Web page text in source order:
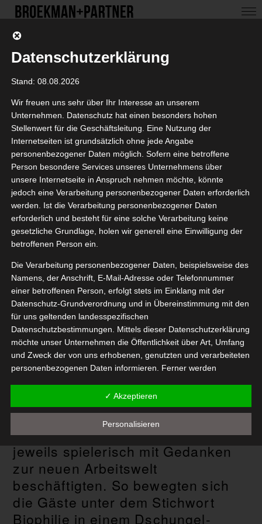
©BROEKMAN+PARTNER
aib Sommerfest 2022
Neue Arbeitswelten
Wie werden wir in Zukunft
arbeiten? Angesichts der aktuellen
Veränderungen stellt sich diese
Frage mehr denn je. Gemeinsam
mit Partnern und Freunden hat das
Architekturbüro aib einen
optimistischen Ausblick gewagt.
Beim entspannten Get-together am
Bürostandort in Duisburg gab es
unter dem Motto New Work
verschiedene Stationen, die sich
jeweils spielerisch mit Gedanken
zur neuen Arbeitswelt
beschäftigten. So bewegten sich
die Gäste unter dem Stichwort
Biophilie in einem Dschungel-
Datenschutzerklärung
Stand: 08.08.2026
Wir freuen uns sehr über Ihr Interesse an unserem
Unternehmen. Datenschutz hat einen besonders hohen
Stellenwert für die Geschäftsleitung. Eine Nutzung der
Internetseiten ist grundsätzlich ohne jede Angabe
personenbezogener Daten möglich. Sofern eine betroffene
Person besondere Services unseres Unternehmens über
unsere Internetseite in Anspruch nehmen möchte, könnte
jedoch eine Verarbeitung personenbezogener Daten erforderlich
werden. Ist die Verarbeitung personenbezogener Daten
erforderlich und besteht für eine solche Verarbeitung keine
gesetzliche Grundlage, holen wir generell eine Einwilligung der
betroffenen Person ein.
Die Verarbeitung personenbezogener Daten, beispielsweise des
Namens, der Anschrift, E-Mail-Adresse oder Telefonnummer
einer betroffenen Person, erfolgt stets im Einklang mit der
Datenschutz-Grundverordnung und in Übereinstimmung mit den
für uns geltenden landesspezifischen
Datenschutzbestimmungen. Mittels dieser Datenschutzerklärung
möchte unser Unternehmen die Öffentlichkeit über Art, Umfang
und Zweck der von uns erhobenen, genutzten und verarbeiteten
personenbezogenen Daten informieren. Ferner werden
die ihnen zustehenden Rechte aufgeklärt.
Wir haben als für die Verarbeitung Verantwortlicher zahlreiche
technische und organisatorische Maßnahmen umgesetzt, um
verarbeiteten personenbezogenen Daten sicherzustellen.
Dennoch können Internetbasierte Datenübertragungen
grundsätzlich Sicherheitslücken aufweisen, sodass ein absoluter
Schutz nicht gewährleistet werden kann. Aus diesem Grund
steht es jeder betroffenen Person frei, personenbezogene
Daten auch auf alternativen Wegen, beispielsweise telefonisch,
✓ Akzeptieren
Personalisieren